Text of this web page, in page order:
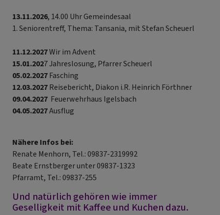
13.11.2026, 14.00 Uhr Gemeindesaal
1. Seniorentreff, Thema: Tansania, mit Stefan Scheuerl
11.12.2027Wir im Advent
15.01.2027 Jahreslosung, Pfarrer Scheuerl
05.02.2027Fasching
12.03.2027Reisebericht, Diakon i.R. Heinrich Förthner
09.04.2027 Feuerwehrhaus Igelsbach
04.05.2027Ausflug
Nähere Infos bei:
Renate Menhorn, Tel.: 09837-2319992
Beate Ernstberger unter 09837-1323
Pfarramt, Tel.: 09837-255
Und natürlich gehören wie immer
Geselligkeit mit Kaffee und Kuchen dazu.